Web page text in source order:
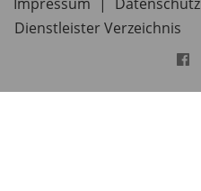
Impressum
| Datenschutz
Dienstleister Verzeichnis